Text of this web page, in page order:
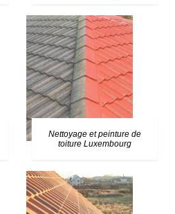
Nettoyage et peinture de
toiture Luxembourg